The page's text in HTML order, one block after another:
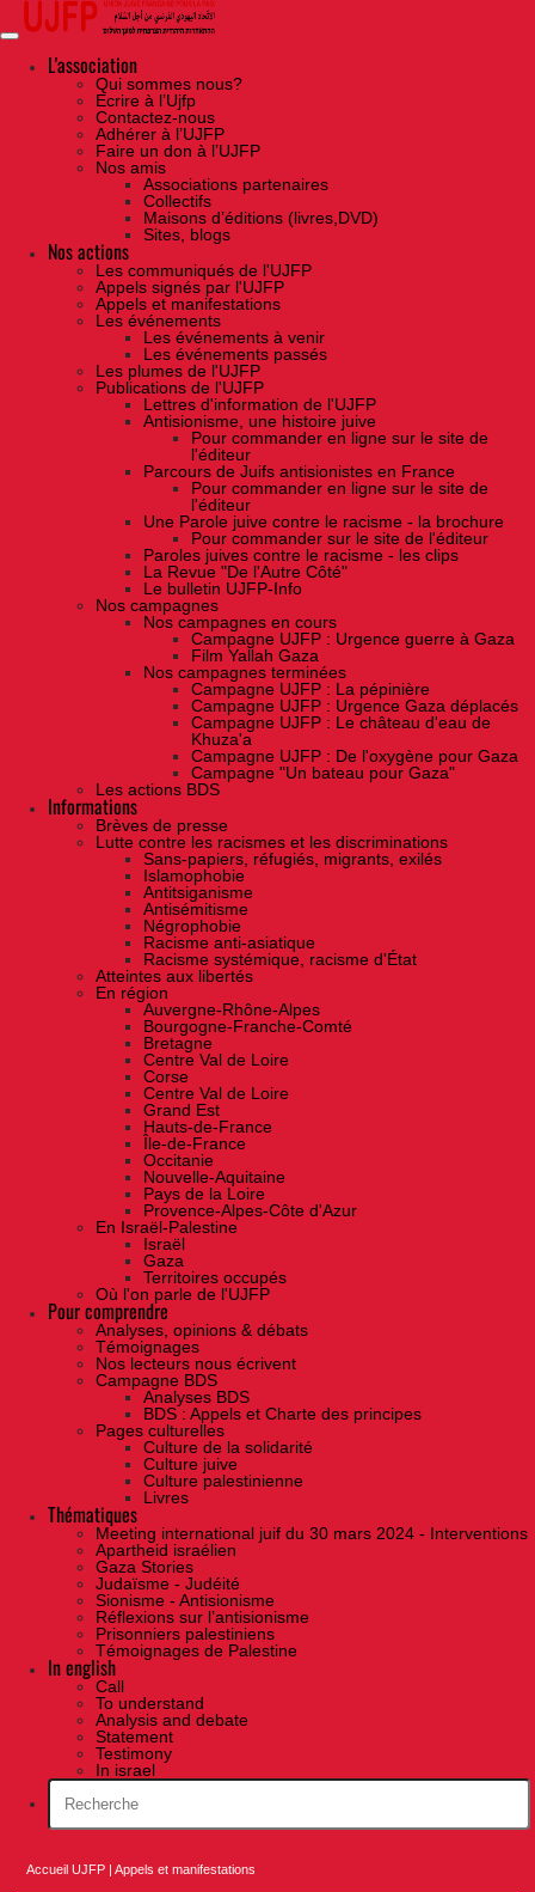
Skip
the
contentL'association
Qui sommes nous?
Ecrire à l’Ujfp
Contactez-nous
Adhérer à l’UJFP
Faire un don à l’UJFP
Nos amis
Associations partenaires
Collectifs
Maisons d’éditions (livres,DVD)
Sites, blogs
Nos actions
Les communiqués de l'UJFP
Appels signés par l'UJFP
Appels et manifestations
Les événements
Les événements à venir
Les événements passés
Les plumes de l'UJFP
Publications de l'UJFP
Lettres d'information de l'UJFP
Antisionisme, une histoire juive
Pour commander en ligne sur le site de
l'éditeur
Parcours de Juifs antisionistes en France
Pour commander en ligne sur le site de
l'éditeur
Une Parole juive contre le racisme - la brochure
Pour commander sur le site de l'éditeur
Paroles juives contre le racisme - les clips
La Revue "De l'Autre Côté"
Le bulletin UJFP-Info
Nos campagnes
Nos campagnes en cours
Campagne UJFP : Urgence guerre à Gaza
Film Yallah Gaza
Nos campagnes terminées
Campagne UJFP : La pépinière
Campagne UJFP : Urgence Gaza déplacés
Campagne UJFP : Le château d'eau de
Khuza'a
Campagne UJFP : De l'oxygène pour Gaza
Campagne "Un bateau pour Gaza"
Les actions BDS
Informations
Brèves de presse
Lutte contre les racismes et les discriminations
Sans-papiers, réfugiés, migrants, exilés
Islamophobie
Antitsiganisme
Antisémitisme
Négrophobie
Racisme anti-asiatique
Racisme systémique, racisme d'État
Atteintes aux libertés
En région
Auvergne-Rhône-Alpes
Bourgogne-Franche-Comté
Bretagne
Centre Val de Loire
Corse
Centre Val de Loire
Grand Est
Hauts-de-France
Île-de-France
Occitanie
Nouvelle-Aquitaine
Pays de la Loire
Provence-Alpes-Côte d'Azur
En Israël-Palestine
Israël
Gaza
Territoires occupés
Où l'on parle de l'UJFP
Pour comprendre
Analyses, opinions & débats
Témoignages
Nos lecteurs nous écrivent
Campagne BDS
Analyses BDS
BDS : Appels et Charte des principes
Pages culturelles
Culture de la solidarité
Culture juive
Culture palestinienne
Livres
Thématiques
Meeting international juif du 30 mars 2024 - Interventions
Apartheid israélien
Gaza Stories
Judaïsme - Judéité
Sionisme - Antisionisme
Réflexions sur l’antisionisme
Prisonniers palestiniens
Témoignages de Palestine
In english
Call
To understand
Analysis and debate
Statement
Testimony
In israel
Accueil UJFP |Appels et manifestations